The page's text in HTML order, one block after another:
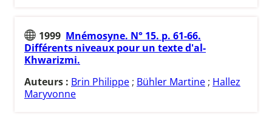
1999 Mnémosyne. N° 15. p. 61-66.
Différents niveaux pour un texte d'al-
Khwarizmi.
Auteurs : Brin Philippe ; Bühler Martine ; Hallez
Maryvonne